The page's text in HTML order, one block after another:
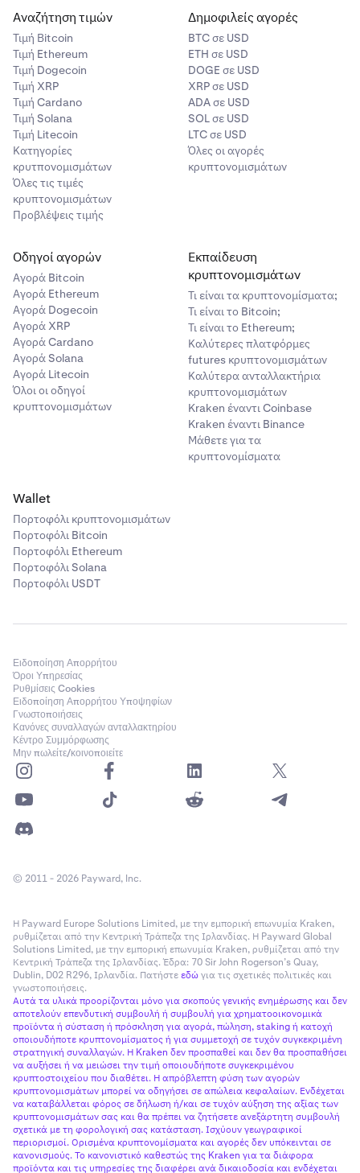
Αναζήτηση τιμών
Τιμή Βitcoin
Τιμή Ethereum
Τιμή Dogecoin
Τιμή XRP
Τιμή Cardano
Τιμή Solana
Τιμή Litecoin
Κατηγορίες
κρυτπονομισμάτων
Όλες τις τιμές
κρυπτονομισμάτων
Προβλέψεις τιμής
Δημοφιλείς αγορές
BTC σε USD
ETH σε USD
DOGE σε USD
XRP σε USD
ADA σε USD
SOL σε USD
LTC σε USD
Όλες οι αγορές
κρυπτονομισμάτων
Οδηγοί αγορών
Αγορά Bitcoin
Αγορά Ethereum
Αγορά Dogecoin
Αγορά XRP
Αγορά Cardano
Αγορά Solana
Αγορά Litecoin
Όλοι οι οδηγοί
κρυπτονομισμάτων
Εκπαίδευση
κρυπτονομισμάτων
Τι είναι τα κρυπτονομίσματα;
Τι είναι το Bitcoin;
Τι είναι το Ethereum;
Καλύτερες πλατφόρμες
futures κρυπτονομισμάτων
Καλύτερα ανταλλακτήρια
κρυπτονομισμάτων
Kraken έναντι Coinbase
Kraken έναντι Binance
Μάθετε για τα
κρυπτονομίσματα
Wallet
Πορτοφόλι κρυπτονομισμάτων
Πορτοφόλι Bitcoin
Πορτοφόλι Ethereum
Πορτοφόλι Solana
Πορτοφόλι USDT
Ειδοποίηση Απορρήτου
Όροι Υπηρεσίας
Ρυθμίσεις Cookies
Ειδοποίηση Απορρήτου Υποψηφίων
Γνωστοποιήσεις
Κανόνες συναλλαγών ανταλλακτηρίου
Κέντρο Συμμόρφωσης
Μην πωλείτε/κοινοποιείτε
© 2011 - 2026 Payward, Inc.
Η Payward Europe Solutions Limited, με την εμπορική επωνυμία Kraken,
ρυθμίζεται από την Κεντρική Τράπεζα της Ιρλανδίας. Η Payward Global
Solutions Limited, με την εμπορική επωνυμία Kraken, ρυθμίζεται από την
Κεντρική Τράπεζα της Ιρλανδίας. Έδρα: 70 Sir John Rogerson’s Quay,
Dublin, D02 R296, Ιρλανδία. Πατήστεεδώγια τις σχετικές πολιτικές και
γνωστοποιήσεις.
Αυτά τα υλικά προορίζονται μόνο για σκοπούς γενικής ενημέρωσης και δεν
αποτελούν επενδυτική συμβουλή ή συμβουλή για χρηματοοικονομικά
προϊόντα ή σύσταση ή πρόσκληση για αγορά, πώληση, staking ή κατοχή
οποιουδήποτε κρυπτονομίσματος ή για συμμετοχή σε τυχόν συγκεκριμένη
στρατηγική συναλλαγών. Η Kraken δεν προσπαθεί και δεν θα προσπαθήσει
να αυξήσει ή να μειώσει την τιμή οποιουδήποτε συγκεκριμένου
κρυπτοστοιχείου που διαθέτει. Η απρόβλεπτη φύση των αγορών
κρυπτονομισμάτων μπορεί να οδηγήσει σε απώλεια κεφαλαίων. Ενδέχεται
να καταβάλλεται φόρος σε δήλωση ή/και σε τυχόν αύξηση της αξίας των
κρυπτονομισμάτων σας και θα πρέπει να ζητήσετε ανεξάρτητη συμβουλή
σχετικά με τη φορολογική σας κατάσταση. Ισχύουν γεωγραφικοί
περιορισμοί. Ορισμένα κρυπτονομίσματα και αγορές δεν υπόκεινται σε
κανονισμούς. Το κανονιστικό καθεστώς της Kraken για τα διάφορα
προϊόντα και τις υπηρεσίες της διαφέρει ανά δικαιοδοσία και ενδέχεται